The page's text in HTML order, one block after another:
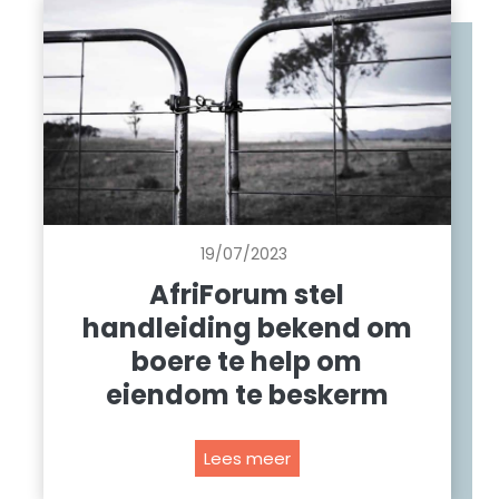
i
n
g
s
k
k
e
v
a
n
d
i
e
e
l
a
M
e
d
i
a
:
u
u
s
h
o
f
t
AfriForum stel
handleiding bekend om
boere te help om
eiendom te beskerm
19/07/2023
Lees meerA